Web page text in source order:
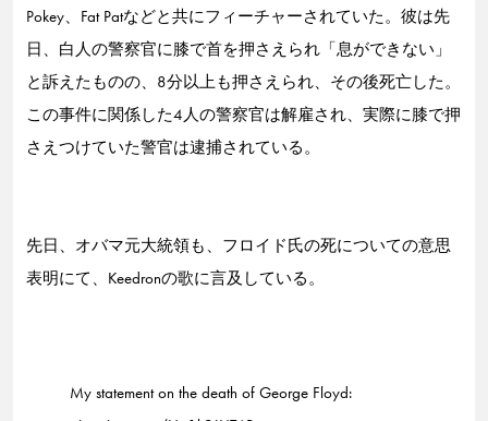
Pokey、Fat Patなどと共にフィーチャーされていた。彼は先
日、白人の警察官に膝で首を押さえられ「息ができない」
と訴えたものの、8分以上も押さえられ、その後死亡した。
この事件に関係した4人の警察官は解雇され、実際に膝で押
さえつけていた警官は逮捕されている。
先日、オバマ元大統領も、フロイド氏の死についての意思
表明にて、Keedronの歌に言及している。
My statement on the death of George Floyd: